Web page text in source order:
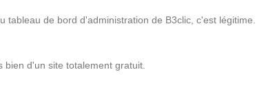
de bord d'administration de B3clic, c'est légitime.
d'un site totalement gratuit.